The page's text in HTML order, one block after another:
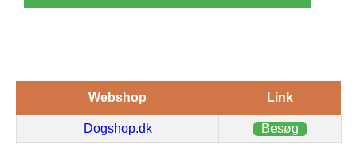
Webshop Link
Dogshop.dk Besøg